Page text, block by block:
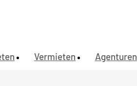
Vermieten Agenturen